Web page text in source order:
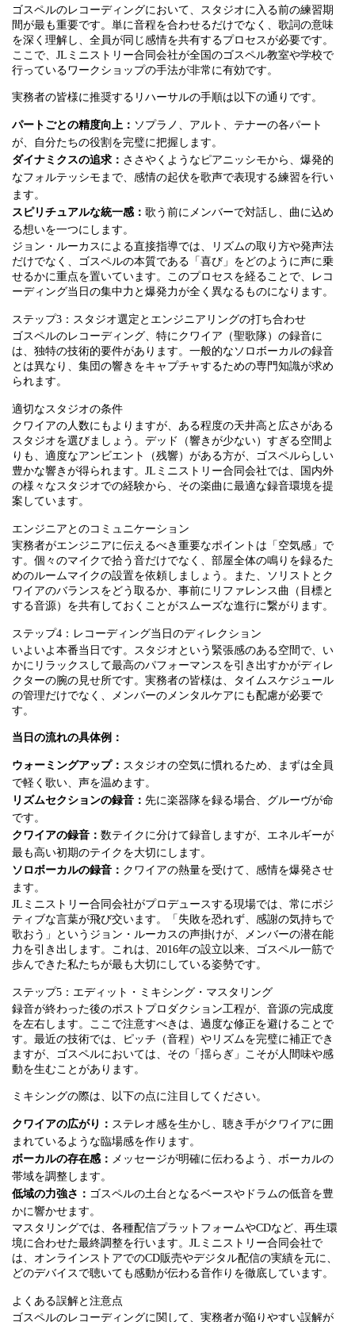
ゴスペルのレコーディングにおいて、スタジオに入る前の練習期
間が最も重要です。単に音程を合わせるだけでなく、歌詞の意味
を深く理解し、全員が同じ感情を共有するプロセスが必要です。
ここで、JLミニストリー合同会社が全国のゴスペル教室や学校で
行っているワークショップの手法が非常に有効です。
実務者の皆様に推奨するリハーサルの手順は以下の通りです。
パートごとの精度向上： ソプラノ、アルト、テナーの各パート
が、自分たちの役割を完璧に把握します。
ダイナミクスの追求： ささやくようなピアニッシモから、爆発的
なフォルテッシモまで、感情の起伏を歌声で表現する練習を行い
ます。
スピリチュアルな統一感： 歌う前にメンバーで対話し、曲に込め
る想いを一つにします。
ジョン・ルーカスによる直接指導では、リズムの取り方や発声法
だけでなく、ゴスペルの本質である「喜び」をどのように声に乗
せるかに重点を置いています。このプロセスを経ることで、レコ
ーディング当日の集中力と爆発力が全く異なるものになります。
ステップ3：スタジオ選定とエンジニアリングの打ち合わせ
ゴスペルのレコーディング、特にクワイア（聖歌隊）の録音に
は、独特の技術的要件があります。一般的なソロボーカルの録音
とは異なり、集団の響きをキャプチャするための専門知識が求め
られます。
適切なスタジオの条件
クワイアの人数にもよりますが、ある程度の天井高と広さがある
スタジオを選びましょう。デッド（響きが少ない）すぎる空間よ
りも、適度なアンビエント（残響）がある方が、ゴスペルらしい
豊かな響きが得られます。JLミニストリー合同会社では、国内外
の様々なスタジオでの経験から、その楽曲に最適な録音環境を提
案しています。
エンジニアとのコミュニケーション
実務者がエンジニアに伝えるべき重要なポイントは「空気感」で
す。個々のマイクで拾う音だけでなく、部屋全体の鳴りを録るた
めのルームマイクの設置を依頼しましょう。また、ソリストとク
ワイアのバランスをどう取るか、事前にリファレンス曲（目標と
する音源）を共有しておくことがスムーズな進行に繋がります。
ステップ4：レコーディング当日のディレクション
いよいよ本番当日です。スタジオという緊張感のある空間で、い
かにリラックスして最高のパフォーマンスを引き出すかがディレ
クターの腕の見せ所です。実務者の皆様は、タイムスケジュール
の管理だけでなく、メンバーのメンタルケアにも配慮が必要で
す。
当日の流れの具体例：
ウォーミングアップ： スタジオの空気に慣れるため、まずは全員
で軽く歌い、声を温めます。
リズムセクションの録音： 先に楽器隊を録る場合、グルーヴが命
です。
クワイアの録音： 数テイクに分けて録音しますが、エネルギーが
最も高い初期のテイクを大切にします。
ソロボーカルの録音： クワイアの熱量を受けて、感情を爆発させ
ます。
JLミニストリー合同会社がプロデュースする現場では、常にポジ
ティブな言葉が飛び交います。「失敗を恐れず、感謝の気持ちで
歌おう」というジョン・ルーカスの声掛けが、メンバーの潜在能
力を引き出します。これは、2016年の設立以来、ゴスペル一筋で
歩んできた私たちが最も大切にしている姿勢です。
ステップ5：エディット・ミキシング・マスタリング
録音が終わった後のポストプロダクション工程が、音源の完成度
を左右します。ここで注意すべきは、過度な修正を避けることで
す。最近の技術では、ピッチ（音程）やリズムを完璧に補正でき
ますが、ゴスペルにおいては、その「揺らぎ」こそが人間味や感
動を生むことがあります。
ミキシングの際は、以下の点に注目してください。
クワイアの広がり： ステレオ感を生かし、聴き手がクワイアに囲
まれているような臨場感を作ります。
ボーカルの存在感： メッセージが明確に伝わるよう、ボーカルの
帯域を調整します。
低域の力強さ： ゴスペルの土台となるベースやドラムの低音を豊
かに響かせます。
マスタリングでは、各種配信プラットフォームやCDなど、再生環
境に合わせた最終調整を行います。JLミニストリー合同会社で
は、オンラインストアでのCD販売やデジタル配信の実績を元に、
どのデバイスで聴いても感動が伝わる音作りを徹底しています。
よくある誤解と注意点
ゴスペルのレコーディングに関して、実務者が陥りやすい誤解が